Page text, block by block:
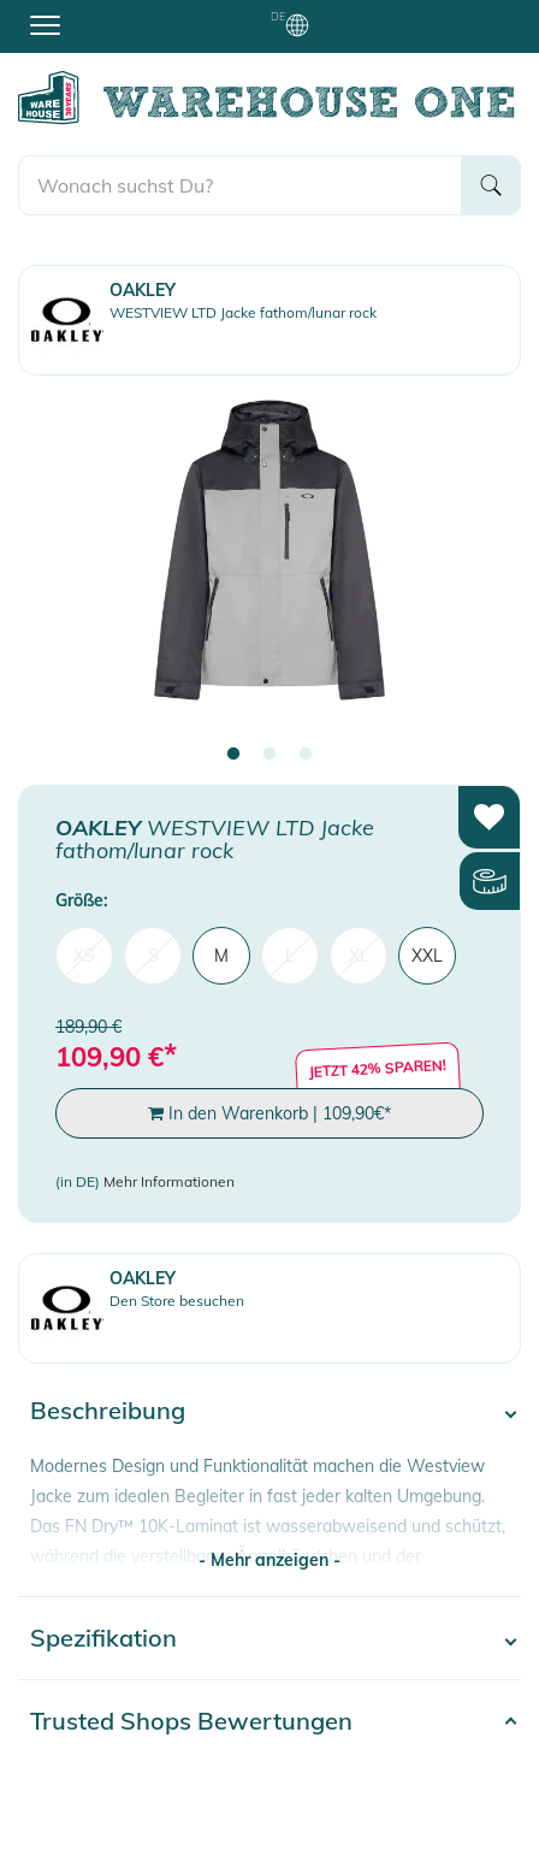
DE
OAKLEY
WESTVIEW LTD Jacke fathom/lunar rock
OAKLEYWESTVIEW LTD Jacke
fathom/lunar rock
Größe:
M XXL
189,90 €
109,90 €* JETZT 42% SPAREN!
In den Warenkorb | 109,90€*
(in DE) Mehr Informationen
OAKLEY
Den Store besuchen
Beschreibung
Modernes Design und Funktionalität machen die Westview
Jacke zum idealen Begleiter in fast jeder kalten Umgebung.
Das FN Dry™ 10K-Laminat ist wasserabweisend und schützt,
während die verstellbaren Ärmelbündchen und der
Die Jacke ist mit einer RFID-Tasche und mehreren
Reißverschlusstaschen für die wichtigsten Utensilien
- Mehr anzeigen -
Spezifikation
Trusted Shops Bewertungen